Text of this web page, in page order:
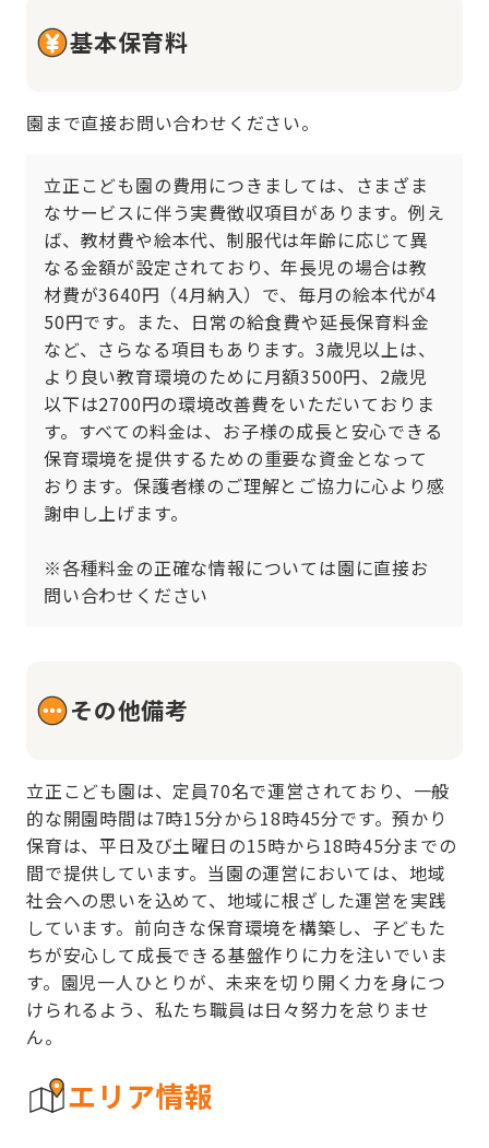
基本保育料
園まで直接お問い合わせください。
立正こども園の費用につきましては、さまざま
なサービスに伴う実費徴収項目があります。例え
ば、教材費や絵本代、制服代は年齢に応じて異
なる金額が設定されており、年長児の場合は教
材費が3640円（4月納入）で、毎月の絵本代が4
50円です。また、日常の給食費や延長保育料金
など、さらなる項目もあります。3歳児以上は、
より良い教育環境のために月額3500円、2歳児
以下は2700円の環境改善費をいただいておりま
す。すべての料金は、お子様の成長と安心できる
保育環境を提供するための重要な資金となって
おります。保護者様のご理解とご協力に心より感
謝申し上げます。
※各種料金の正確な情報については園に直接お
問い合わせください
その他備考
立正こども園は、定員70名で運営されており、一般
的な開園時間は7時15分から18時45分です。預かり
保育は、平日及び土曜日の15時から18時45分までの
間で提供しています。当園の運営においては、地域
社会への思いを込めて、地域に根ざした運営を実践
しています。前向きな保育環境を構築し、子どもた
ちが安心して成長できる基盤作りに力を注いでいま
す。園児一人ひとりが、未来を切り開く力を身につ
けられるよう、私たち職員は日々努力を怠りませ
ん。
エリア情報